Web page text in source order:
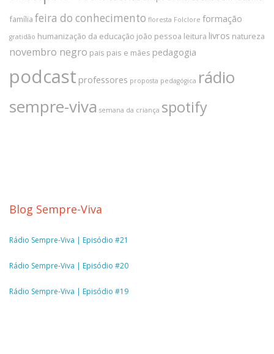
família feira do conhecimento floresta Folclore formação
gratidão humanização da educação joão pessoa leitura livros natureza
novembro negro pais pais e mães pedagogia
podcast professores proposta pedagógica rádio
sempre-viva semana da criança spotify
Blog Sempre-Viva
Rádio Sempre-Viva | Episódio #21
Rádio Sempre-Viva | Episódio #20
Rádio Sempre-Viva | Episódio #19